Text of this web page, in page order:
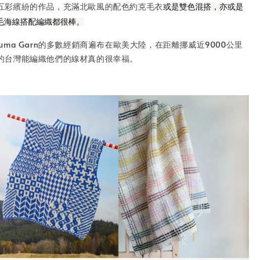
彩繽紛的作品，充滿北歐風的配色約克毛衣或是雙色混搭，亦或是
海線搭配編織都很棒。
Garn的多數經銷商遍布在歐美大陸，在距離挪威近9000公里
台灣能編織他們的線材真的很幸福。